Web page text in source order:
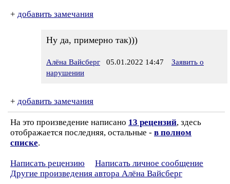
+ добавить замечания
Ну да, примерно так)))
Алёна Вайсберг 05.01.2022 14:47
Заявить о
нарушении
+ добавить замечания
На это произведение написано 13 рецензий, здесь
отображается последняя, остальные - в полном
списке.
Написать рецензию
Написать личное сообщение
Другие произведения автора Алёна Вайсберг